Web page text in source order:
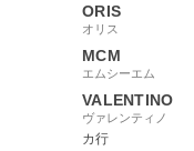
ORIS
オリス
MCM
エムシーエム
VALENTINO
ヴァレンティノ
カ行